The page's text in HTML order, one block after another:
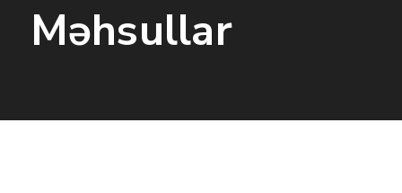
Məhsullar